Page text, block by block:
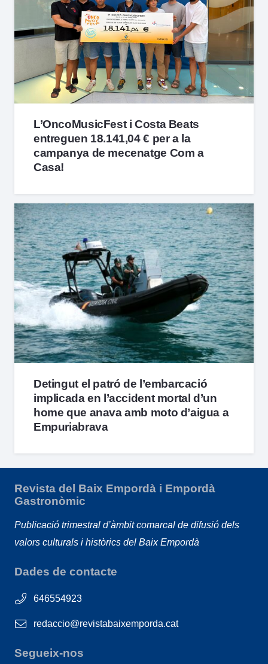
L’OncoMusicFest i Costa Beats
entreguen 18.141,04 € per a la
campanya de mecenatge Com a
Casa!
Detingut el patró de l’embarcació
implicada en l’accident mortal d’un
home que anava amb moto d’aigua a
Empuriabrava
Revista del Baix Empordà i Empordà
Gastronòmic
Publicació trimestral d’àmbit comarcal de difusió dels
valors culturals i històrics del Baix Empordà
Dades de contacte
646554923
redaccio@revistabaixemporda.cat
Segueix-nos